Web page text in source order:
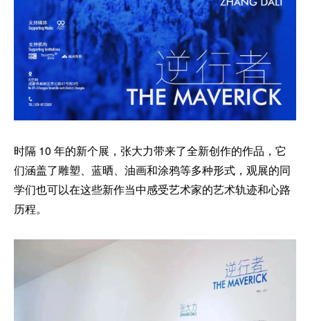
时隔 10 年的新个展，张大力带来了全新创作的作品，它
们涵盖了雕塑、蓝晒、油画和涂鸦等多种形式，观展的同
学们也可以在这些新作当中感受艺术家的艺术轨迹和心路
历程。